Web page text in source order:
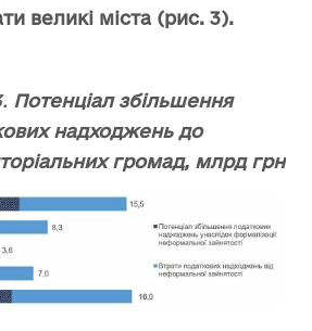
великі міста (рис. 3).
Потенціал збільшення
надходжень до
громад, млрд грн